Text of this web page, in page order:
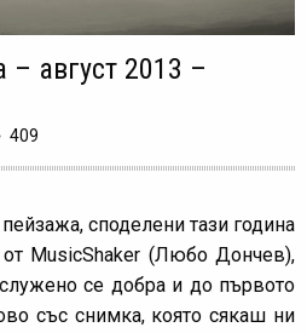
август 2013 –
409
споделени тази година
MusicShaker (Любо Дончев),
се добра и до първото
със снимка, която сякаш ни